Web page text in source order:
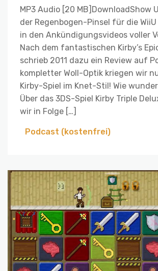
MP3 Audio [20 MB]DownloadShow
der Regenbogen-Pinsel für die
in den Ankündigungsvideos voller
Nach dem fantastischen Kirby’s
schrieb 2011 dazu ein Review auf
kompletter Woll-Optik kriegen wir
Kirby-Spiel im Knet-Stil! Wie
Über das 3DS-Spiel Kirby Triple
wir in Folge […]
Podcast (kostenfrei)